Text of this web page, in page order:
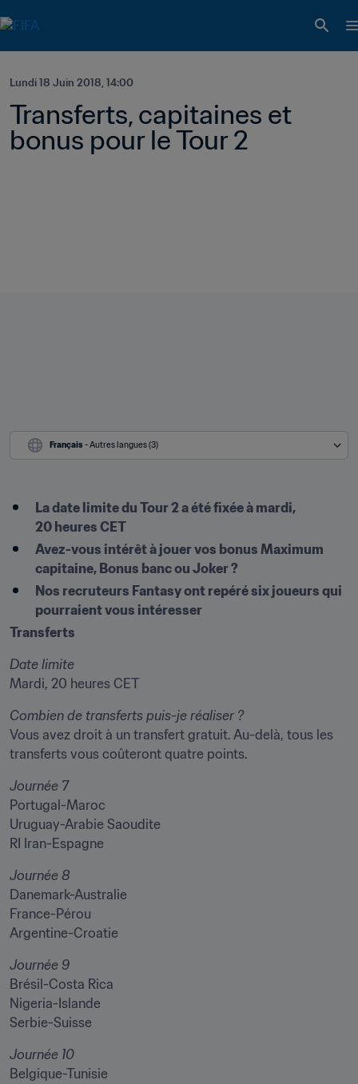
Lundi 18 Juin 2018, 14:00
Transferts, capitaines et
bonus pour le Tour 2
Français - Autres langues (3)
La date limite du Tour 2 a été fixée à mardi,
20 heures CET
Avez-vous intérêt à jouer vos bonus Maximum
capitaine, Bonus banc ou Joker ?
Nos recruteurs Fantasy ont repéré six joueurs qui
pourraient vous intéresser
Transferts
Date limite
Mardi, 20 heures CET
Combien de transferts puis-je réaliser ?
Vous avez droit à un transfert gratuit. Au-delà, tous les
transferts vous coûteront quatre points.
Journée 7
Portugal-Maroc
Uruguay-Arabie Saoudite
RI Iran-Espagne
Journée 8
Danemark-Australie
France-Pérou
Argentine-Croatie
Journée 9
Brésil-Costa Rica
Nigeria-Islande
Serbie-Suisse
Journée 10
Belgique-Tunisie